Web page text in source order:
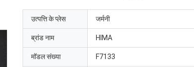
उत्पत्ति के प्लेस जर्मनी
ब्रांड नाम HIMA
मॉडल संख्या F7133